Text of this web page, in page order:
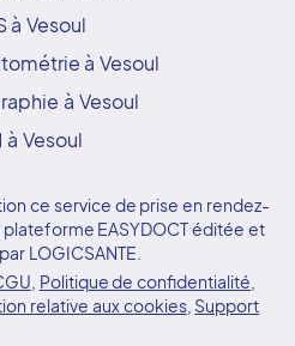
à Vesoul
à Vesoul
à Vesoul
à Vesoul
ce service de prise en rendez-
EASYDOCT éditée et
LOGICSANTE.
Politique de confidentialité
relative aux cookies, Support